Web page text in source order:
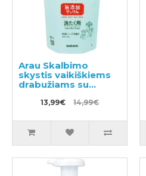
Arau Skalbimo
skystis vaikiškiems
drabužiams su
pelargonijų kvapu
užpildas 1000ml
13,99€ 14,99€